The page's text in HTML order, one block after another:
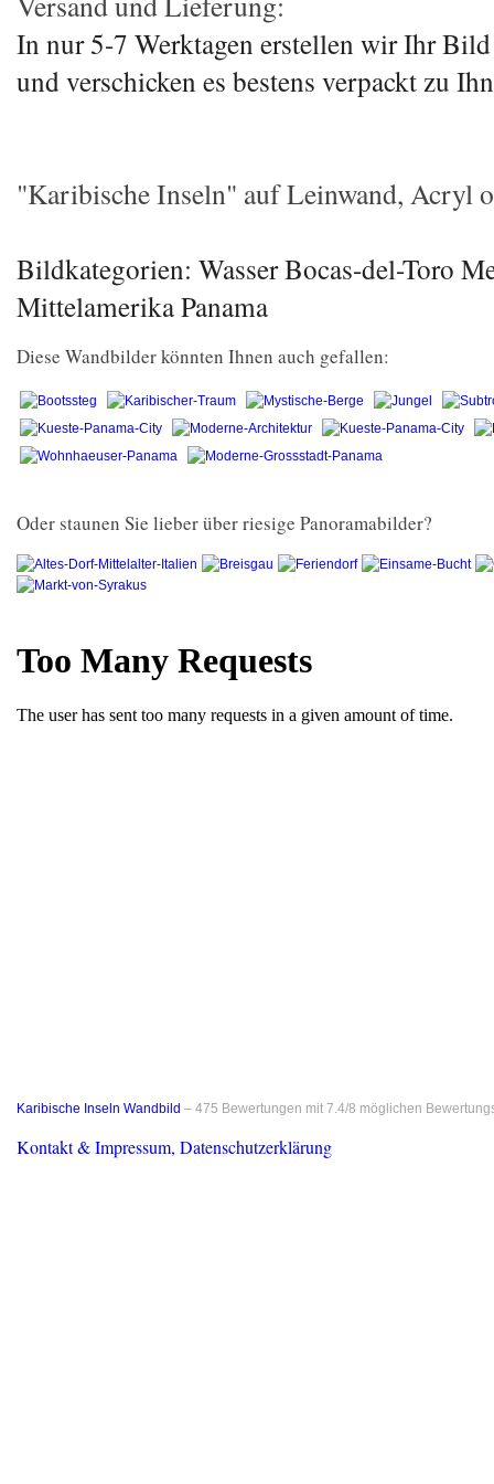
In nur 5-7 Werktagen erstellen wir Ihr
und verschicken es bestens verpackt zu
"Karibische Inseln" auf Leinwand, Acryl
Bildkategorien: Wasser Bocas-del-Toro
Mittelamerika Panama
Diese Wandbilder könnten Ihnen auch gefallen:
Oder staunen Sie lieber über riesige Panoramabilder?
Karibische Inseln Wandbild – 475 Bewertungen mit 7.4/8 möglichen
Kontakt & Impressum, Datenschutzerklärung